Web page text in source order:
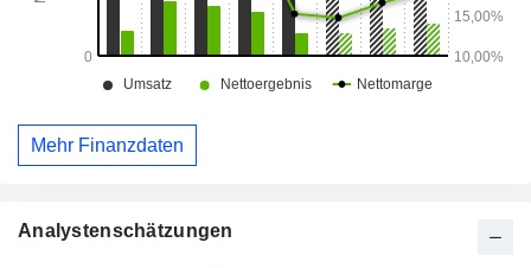
Mehr Finanzdaten
Analystenschätzungen